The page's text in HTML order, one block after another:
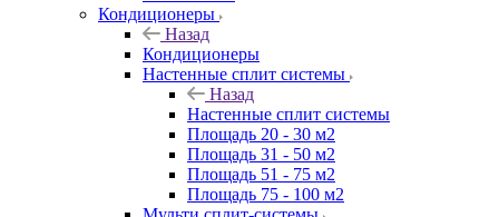
Кондиционеры
Назад
Кондиционеры
Настенные сплит системы
Назад
Настенные сплит системы
Площадь 20 - 30 м2
Площадь 31 - 50 м2
Площадь 51 - 75 м2
Площадь 75 - 100 м2